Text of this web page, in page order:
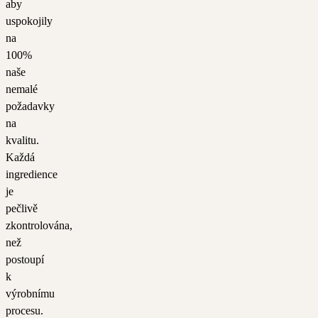
aby
uspokojily
na
100%
naše
nemalé
požadavky
na
kvalitu.
Každá
ingredience
je
pečlivě
zkontrolována,
než
postoupí
k
výrobnímu
procesu.